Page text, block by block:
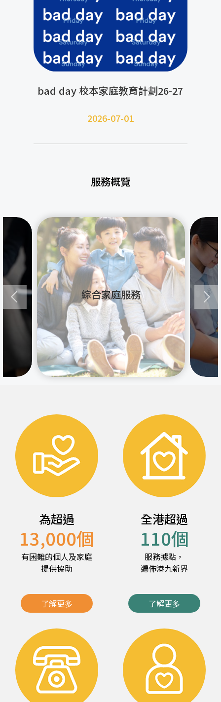
bad day 校本家庭教育計劃26-27
2026-07-01
服務概覽
綜合家庭服務
為超過
13,000個
有困難的個人及家庭
提供協助
了解更多
全港超過
110個
服務據點，
遍佈港九新界
了解更多